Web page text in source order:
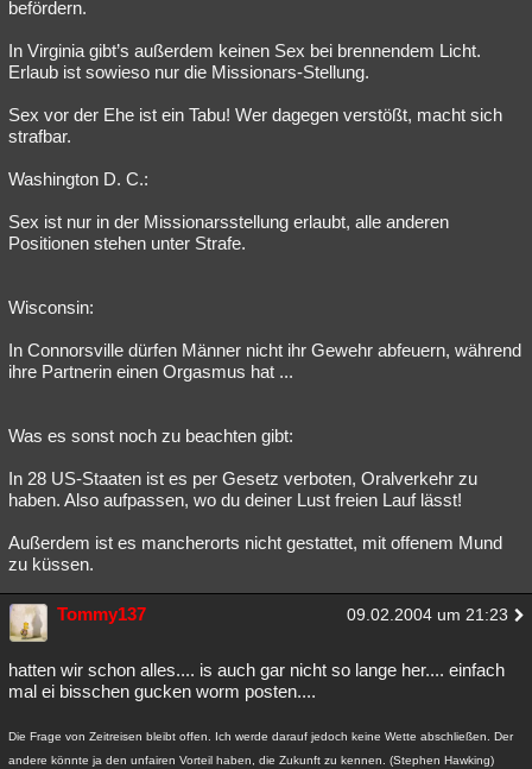
befördern.
In Virginia gibt’s außerdem keinen Sex bei brennendem Licht.
Erlaub ist sowieso nur die Missionars-Stellung.
Sex vor der Ehe ist ein Tabu! Wer dagegen verstößt, macht sich
strafbar.
Washington D. C.:
Sex ist nur in der Missionarsstellung erlaubt, alle anderen
Positionen stehen unter Strafe.
Wisconsin:
In Connorsville dürfen Männer nicht ihr Gewehr abfeuern, während
ihre Partnerin einen Orgasmus hat ...
Was es sonst noch zu beachten gibt:
In 28 US-Staaten ist es per Gesetz verboten, Oralverkehr zu
haben. Also aufpassen, wo du deiner Lust freien Lauf lässt!
Außerdem ist es mancherorts nicht gestattet, mit offenem Mund
zu küssen.
Tommy137 09.02.2004 um 21:23
hatten wir schon alles.... is auch gar nicht so lange her.... einfach
mal ei bisschen gucken worm posten....
Die Frage von Zeitreisen bleibt offen. Ich werde darauf jedoch keine Wette abschließen. Der
andere könnte ja den unfairen Vorteil haben, die Zukunft zu kennen. (Stephen Hawking)